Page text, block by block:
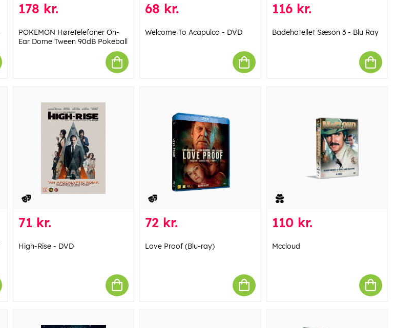
178 kr.
POKEMON Høretelefoner On-
Ear Dome Tween 90dB Pokeball
68 kr.
Welcome To Acapulco - DVD
116 kr.
Badehotellet Sæson 3 - Blu Ray
71 kr.
High-Rise - DVD
72 kr.
Love Proof (Blu-ray)
110 kr.
Mccloud